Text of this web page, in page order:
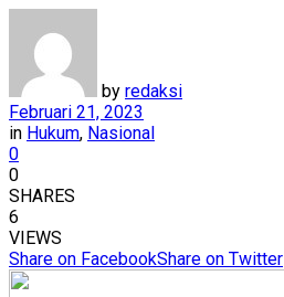
by redaksi
Februari 21, 2023
in Hukum, Nasional
0
0
SHARES
6
VIEWS
Share on FacebookShare on Twitter